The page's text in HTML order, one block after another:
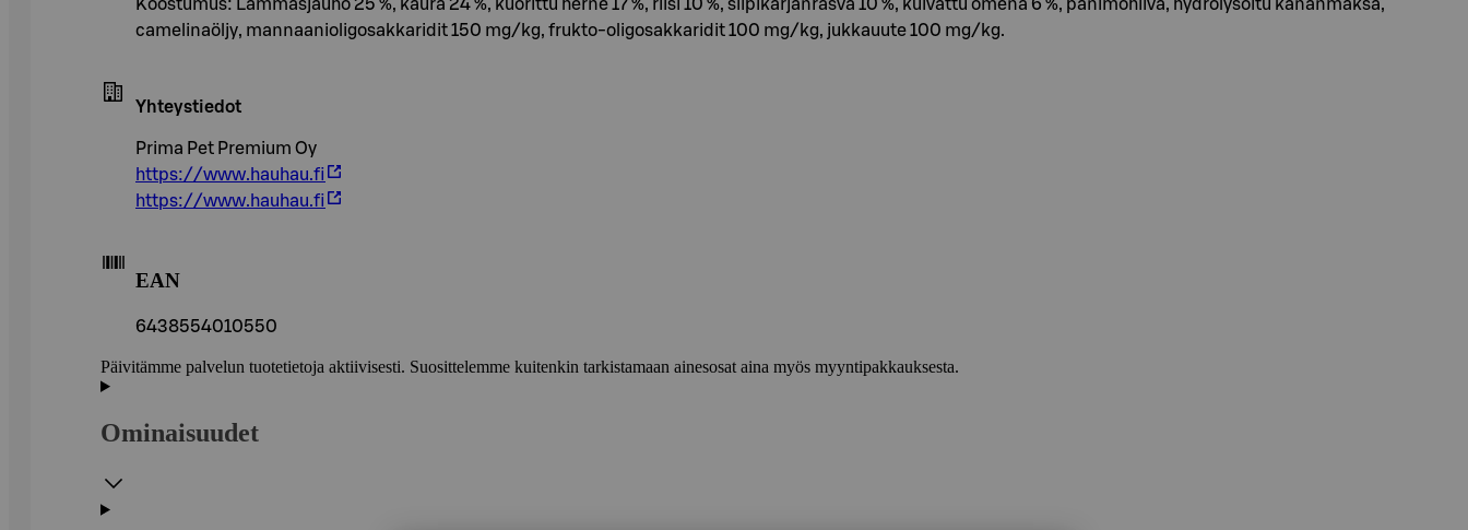
Koostumus: Lammasjauho 25 %, kaura 24 %, kuorittu herne 17 %, riisi 10 %, siipikarjanrasva 10 %, kuivattu omena 6 %, panimohiiva, hydrolysoitu kananmaksa,
camelinaöljy, mannaanioligosakkaridit 150 mg/kg, frukto-oligosakkaridit 100 mg/kg, jukkauute 100 mg/kg.
Yhteystiedot
Prima Pet Premium Oy
https://www.hauhau.fi
https://www.hauhau.fi
EAN
6438554010550
Päivitämme palvelun tuotetietoja aktiivisesti. Suosittelemme kuitenkin tarkistamaan ainesosat aina myös myyntipakkauksesta.
Ominaisuudet